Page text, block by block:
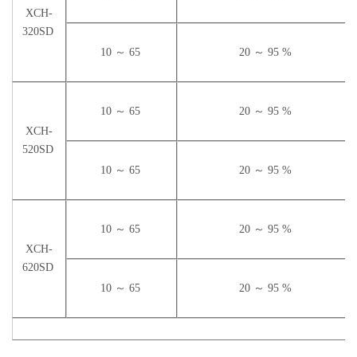
direkte Erfassung der
Luftfeuchtigkeit,
wartungsfrei
Steuerungssystem:
Touchscreen-
Regelgenauigkeit, mit
dreistufiger
Berechtigung,
XCH-
320SD
10 ～ 65 20 ～ 95 %
XCH-
520SD
10 ～ 65 20 ～ 95 %
10 ～ 65 20 ～ 95 %
XCH-
620SD
10 ～ 65 20 ～ 95 %
10 ～ 65 20 ～ 95 %